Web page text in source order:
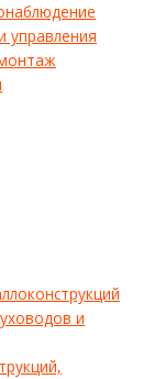
управления
и